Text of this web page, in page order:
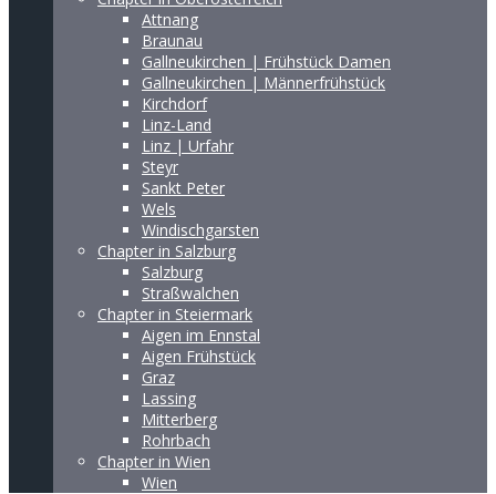
Attnang
Braunau
Gallneukirchen | Frühstück Damen
Gallneukirchen | Männerfrühstück
Kirchdorf
Linz-Land
Linz | Urfahr
Steyr
Sankt Peter
Wels
Windischgarsten
Chapter in Salzburg
Salzburg
Straßwalchen
Chapter in Steiermark
Aigen im Ennstal
Aigen Frühstück
Graz
Lassing
Mitterberg
Rohrbach
Chapter in Wien
Wien